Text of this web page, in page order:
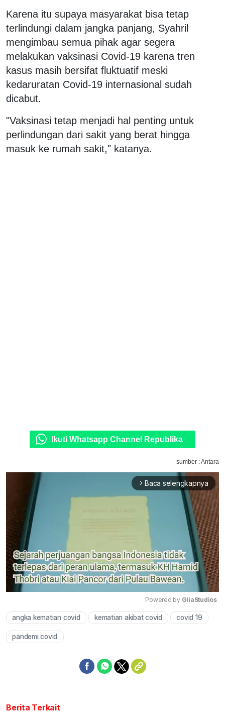
Karena itu supaya masyarakat bisa tetap
terlindungi dalam jangka panjang, Syahril
mengimbau semua pihak agar segera
melakukan vaksinasi Covid-19 karena tren
kasus masih bersifat fluktuatif meski
kedaruratan Covid-19 internasional sudah
dicabut.
"Vaksinasi tetap menjadi hal penting untuk
perlindungan dari sakit yang berat hingga
masuk ke rumah sakit," katanya.
Ikuti Whatsapp Channel Republika
sumber : Antara
arrow_forward_ios Baca selengkapnya
Mute
Powered by GliaStudios
angka kematian covid kematian akibat covid covid 19
pandemi covid
Berita Terkait